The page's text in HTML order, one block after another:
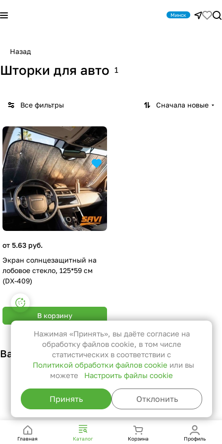
Минск
Назад
Шторки для авто 1
Все фильтры Сначала новые
от 5.63 руб.
Экран солнцезащитный на
лобовое стекло, 125*59 см
(DX-409)
В корзину
Вам также может понравиться
Главная Каталог Корзина Профиль
Настройки файлов cookie
Функциональные
Эти файлы необходимы для
функционирования сайта и не
могут быть отключены в наших
системах. Вы можете настроить
браузер так, чтобы он блокировал
их или уведомлял вас об их
использовании, но в таком случае
сайта не будут работать.
Нажимая «Принять», вы даёте согласие на
обработку файлов cookie, в том числе
статистических в соответствии с
Политикой обработки файлов cookie или вы
можете
Настроить файлы cookie
Принять Отклонить